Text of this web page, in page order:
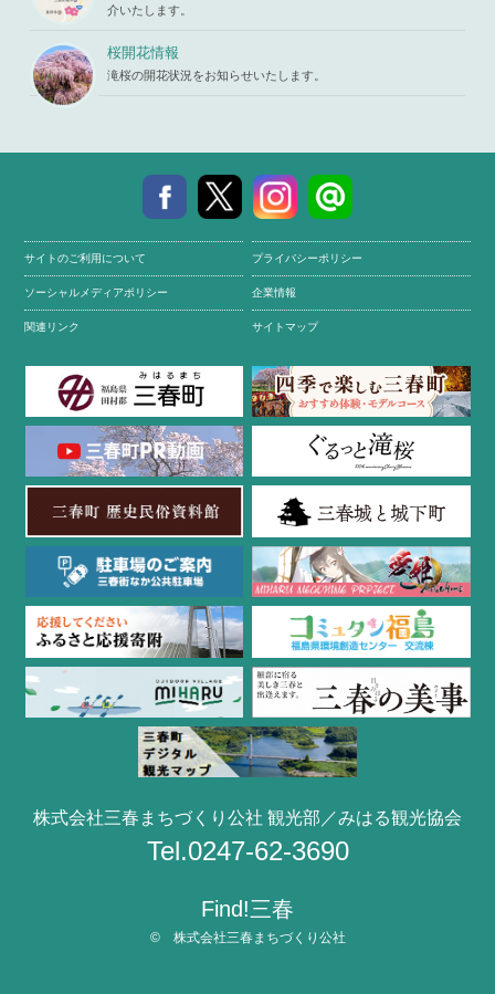
介いたします。
桜開花情報
滝桜の開花状況をお知らせいたします。
サイトのご利用について プライバシーポリシー
ソーシャルメディアポリシー 企業情報
関連リンク サイトマップ
株式会社三春まちづくり公社 観光部／みはる観光協会
Tel.0247-62-3690
Find!三春
© 株式会社三春まちづくり公社